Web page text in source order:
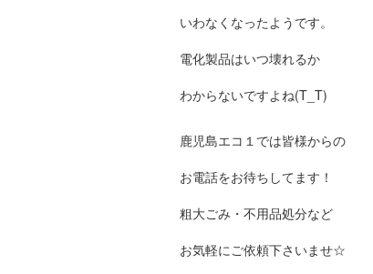
いわなくなったようです。
電化製品はいつ壊れるか
わからないですよね(T_T)
鹿児島エコ１では皆様からの
お電話をお待ちしてます！
粗大ごみ・不用品処分など
お気軽にご依頼下さいませ☆